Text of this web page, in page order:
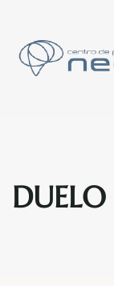
DUELO